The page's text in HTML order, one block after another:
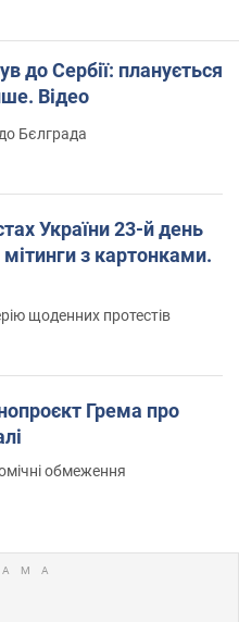
до Сербії: планується
Відео
Бєлграда
України 23-й день
з картонками.
щоденних протестів
Грема про
обмеження